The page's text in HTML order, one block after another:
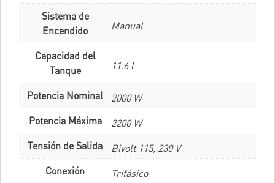
Sistema de
Encendido
Manual
Capacidad del
Tanque
11.6 l
Potencia Nominal
2000 W
Potencia Máxima
2200 W
Tensión de Salida
Bivolt 115, 230 V
Conexión
Trifásico